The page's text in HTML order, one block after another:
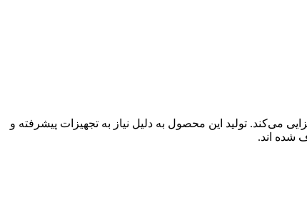
تولید این محصول به دلیل نیاز به تجهیزات پیشرفته و
شده اند.